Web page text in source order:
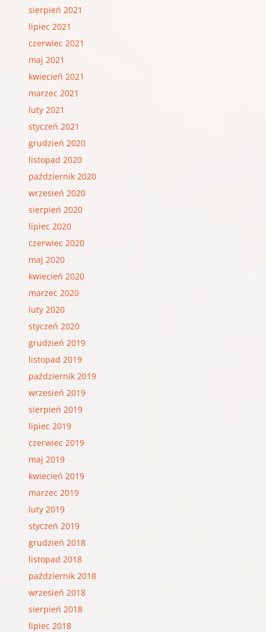
sierpień 2021
lipiec 2021
czerwiec 2021
maj 2021
kwiecień 2021
marzec 2021
luty 2021
styczeń 2021
grudzień 2020
listopad 2020
październik 2020
wrzesień 2020
sierpień 2020
lipiec 2020
czerwiec 2020
maj 2020
kwiecień 2020
marzec 2020
luty 2020
styczeń 2020
grudzień 2019
listopad 2019
październik 2019
wrzesień 2019
sierpień 2019
lipiec 2019
czerwiec 2019
maj 2019
kwiecień 2019
marzec 2019
luty 2019
styczeń 2019
grudzień 2018
listopad 2018
październik 2018
wrzesień 2018
sierpień 2018
lipiec 2018